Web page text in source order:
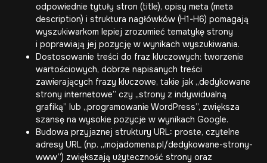
odpowiednie tytuły stron (title), opisy meta (meta
description) i struktura nagłówków (H1-H6) pomagają
wyszukiwarkom lepiej zrozumieć tematykę strony
i poprawiają jej pozycję w wynikach wyszukiwania.
Dostosowanie treści do fraz kluczowych: tworzenie
wartościowych, dobrze napisanych treści
zawierających frazy kluczowe, takie jak „dedykowane
strony internetowe” czy „strony z indywidualną
grafiką” lub „programowanie WordPress”, zwiększa
szansę na wysokie pozycje w wynikach Google.
Budowa przyjaznej struktury URL: proste, czytelne
adresy URL (np. „mojadomena.pl/dedykowane-strony-
www”) zwiększają użyteczność strony oraz